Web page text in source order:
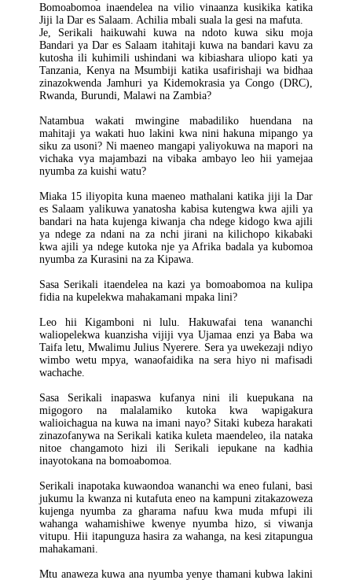
Bomoabomoa inaendelea na vilio vinaanza kusikika katika
Jiji la Dar es Salaam. Achilia mbali suala la gesi na mafuta.
Je, Serikali haikuwahi kuwa na ndoto kuwa siku moja
Bandari ya Dar es Salaam itahitaji kuwa na bandari kavu za
kutosha ili kuhimili ushindani wa kibiashara uliopo kati ya
Tanzania, Kenya na Msumbiji katika usafirishaji wa bidhaa
zinazokwenda Jamhuri ya Kidemokrasia ya Congo (DRC),
Rwanda, Burundi, Malawi na Zambia?
Natambua wakati mwingine mabadiliko huendana na
mahitaji ya wakati huo lakini kwa nini hakuna mipango ya
siku za usoni? Ni maeneo mangapi yaliyokuwa na mapori na
vichaka vya majambazi na vibaka ambayo leo hii yamejaa
nyumba za kuishi watu?
Miaka 15 iliyopita kuna maeneo mathalani katika jiji la Dar
es Salaam yalikuwa yanatosha kabisa kutengwa kwa ajili ya
bandari na hata kujenga kiwanja cha ndege kidogo kwa ajili
ya ndege za ndani na za nchi jirani na kilichopo kikabaki
kwa ajili ya ndege kutoka nje ya Afrika badala ya kubomoa
nyumba za Kurasini na za Kipawa.
Sasa Serikali itaendelea na kazi ya bomoabomoa na kulipa
fidia na kupelekwa mahakamani mpaka lini?
Leo hii Kigamboni ni lulu. Hakuwafai tena wananchi
waliopelekwa kuanzisha vijiji vya Ujamaa enzi ya Baba wa
Taifa letu, Mwalimu Julius Nyerere. Sera ya uwekezaji ndiyo
wimbo wetu mpya, wanaofaidika na sera hiyo ni mafisadi
wachache.
Sasa Serikali inapaswa kufanya nini ili kuepukana na
migogoro na malalamiko kutoka kwa wapigakura
walioichagua na kuwa na imani nayo? Sitaki kubeza harakati
zinazofanywa na Serikali katika kuleta maendeleo, ila nataka
nitoe changamoto hizi ili Serikali iepukane na kadhia
inayotokana na bomoabomoa.
Serikali inapotaka kuwaondoa wananchi wa eneo fulani, basi
jukumu la kwanza ni kutafuta eneo na kampuni zitakazoweza
kujenga nyumba za gharama nafuu kwa muda mfupi ili
wahanga wahamishiwe kwenye nyumba hizo, si viwanja
vitupu. Hii itapunguza hasira za wahanga, na kesi zitapungua
mahakamani.
Mtu anaweza kuwa ana nyumba yenye thamani kubwa lakini